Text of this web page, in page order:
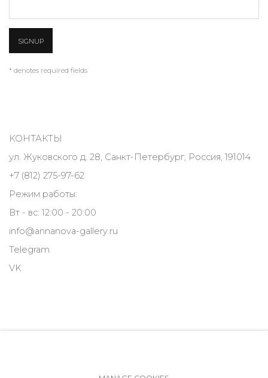
SIGNUP
* denotes required fields
КОНТАКТЫ
ул. Жуковского д. 28, Санкт-Петербург, Россия, 191014
+7 (812) 275-97-62
Режим работы:
Вт - вс: 12:00 - 20:00
info@annanova-gallery.ru
Telegram
VK